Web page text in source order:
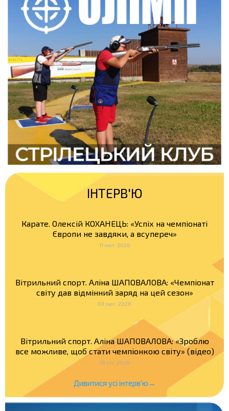
ІНТЕРВ'Ю
Карате. Олексій КОХАНЕЦЬ: «Успіх на чемпіонаті
Європи не завдяки, а всупереч»
11 лют. 2026
Вітрильний спорт. Аліна ШАПОВАЛОВА: «Чемпіонат
світу дав відмінний заряд на цей сезон»
03 лют. 2026
Вітрильний спорт. Аліна ШАПОВАЛОВА: «Зроблю
все можливе, щоб стати чемпіонкою світу» (відео)
19 січ. 2026
Дивитися усі інтерв'ю→